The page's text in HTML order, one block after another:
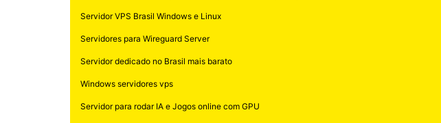
Servidor VPS Brasil Windows e Linux
Servidores para Wireguard Server
Servidor dedicado no Brasil mais barato
Windows servidores vps
Servidor para rodar IA e Jogos online com GPU